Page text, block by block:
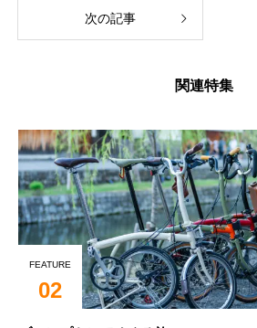
次の記事
関連特集
FEATURE
02